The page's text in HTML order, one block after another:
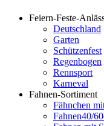
Feiern-Feste-
Deutschland
Garten
Schützenfest
Regenbogen
Rennsport
Karneval
Fahnen-Sortiment
Fähnchen
Fahnen40/